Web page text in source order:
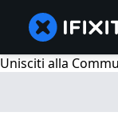
Unisciti alla